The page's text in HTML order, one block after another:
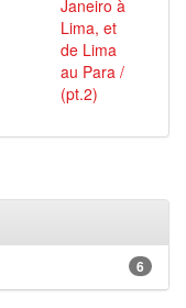
Janeiro à
Lima, et
de Lima
au Para /
(pt.2)
6